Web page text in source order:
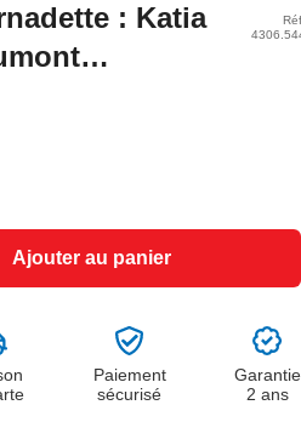
: Katia
Ajouter au panier
Paiement
sécurisé
Garantie
2 ans